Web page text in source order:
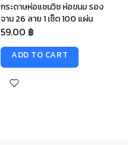
กระดาษห่อแซนวิซ ห่อขนม รอง
จาน 26 ลาย 1 เซ็ต 100 แผ่น
59.00 ฿
ADD TO CART